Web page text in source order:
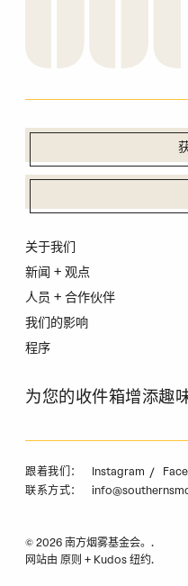
关于我们
新闻 + 观点
人员 + 合作伙伴
我们的影响
程序
为您的收件箱增添趣味
验证码
跟着我们： Instagram
联系方式：
© 2026 南方烟雾基金会。.
网站由 原则 + Kudos 纽约.